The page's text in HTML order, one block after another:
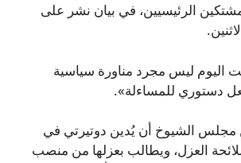
الرئيسيين، في بيان نشر على
اليوم ليس مجرد مناورة سياسية
دستوري للمساءلة».
الشيوخ أن يُدين دوتيرتي في
للائحة العزل، ويطالب بعزلها من منصب